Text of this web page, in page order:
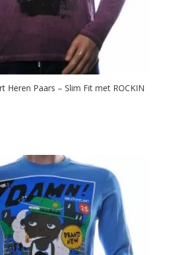
Heren Paars – Slim Fit met ROCKIN